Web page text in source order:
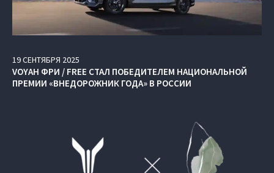
19СЕНТЯБРЯ 2025
VOYAH ФРИ / FREE СТАЛ ПОБЕДИТЕЛЕМ НАЦИОНАЛЬНОЙ
ПРЕМИИ «ВНЕДОРОЖНИК ГОДА» В РОССИИ